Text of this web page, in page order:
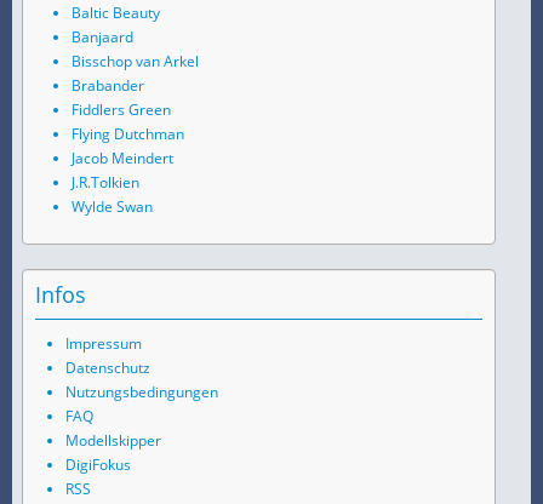
Baltic Beauty
Banjaard
Bisschop van Arkel
Brabander
Fiddlers Green
Flying Dutchman
Jacob Meindert
J.R.Tolkien
Wylde Swan
Infos
Impressum
Datenschutz
Nutzungsbedingungen
FAQ
Modellskipper
DigiFokus
RSS